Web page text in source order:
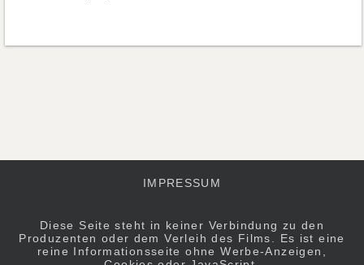
IMPRESSUM
Diese Seite steht in keiner Verbindung zu den
Produzenten oder dem Verleih des Films. Es ist eine
reine Informationsseite ohne Werbe-Anzeigen,